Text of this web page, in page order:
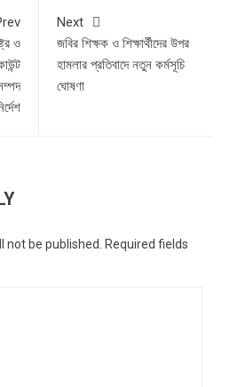
ও
Next
জবির শিক্ষক ও শিক্ষার্থীদের উপর
হামলার প্রতিবাদে নতুন কর্মসূচি
ঘোষণা
not be published.
Required fields